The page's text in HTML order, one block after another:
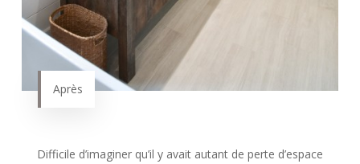
Après
Difficile d’imaginer qu’il y avait autant de perte d’espace